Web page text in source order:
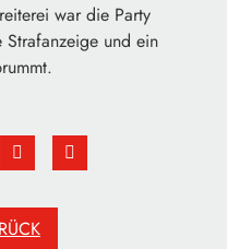
war die Party
und ein